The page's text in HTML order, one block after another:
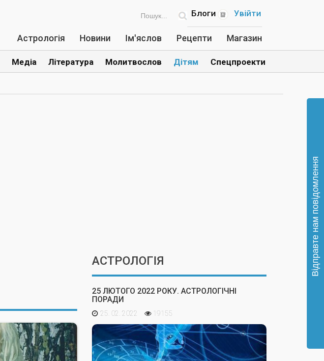
Увійти
Блоги
Астрологія Новини Ім'яслов Рецепти Магазин
Медіа Література Молитвослов Дітям Спецпроекти
АСТРОЛОГІЯ
25 ЛЮТОГО 2022 РОКУ. АСТРОЛОГІЧНІ
ПОРАДИ
25. 02. 2022 19155
Відправте нам повідомлення